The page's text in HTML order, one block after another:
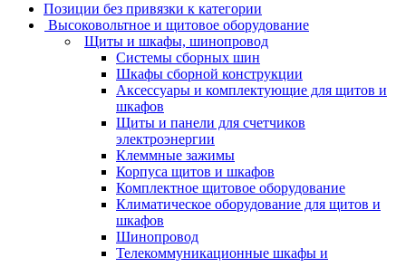
Позиции без привязки к категории
Высоковольтное и щитовое оборудование
Щиты и шкафы, шинопровод
Системы сборных шин
Шкафы сборной конструкции
Аксессуары и комплектующие для щитов и
шкафов
Щиты и панели для счетчиков
электроэнергии
Клеммные зажимы
Корпуса щитов и шкафов
Комплектное щитовое оборудование
Климатическое оборудование для щитов и
шкафов
Шинопровод
Телекоммуникационные шкафы и